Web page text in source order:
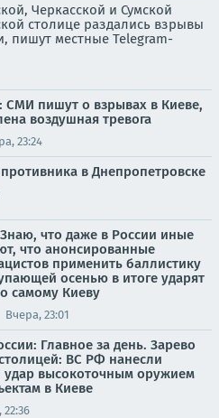
Черкасской и Сумской
столице раздались взрывы
пишут местные Telegram-
пишут о взрывах в Киеве,
воздушная тревога
23:24
в Днепропетровске
что даже в России иные
что анонсированные
применить баллистику
осенью в итоге ударят
самому Киеву
Вчера, 23:01
Главное за день. Зарево
ВС РФ нанесли
удар высокоточным оружием
в Киеве
22:36